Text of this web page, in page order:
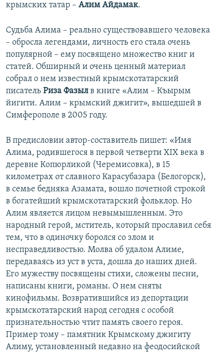
крымских татар – Алим Айдамак.
Судьба Алима – реально существовавшего человека
– обросла легендами, личность его стала очень
популярной – ему посвящено множество книг и
статей. Обширный и очень ценный материал
собрал о нем известный крымскотатарский
писатель Риза Фазылв книге «Алим – Къырым
йигити. Алим – крымский джигит», вышедшей в
Симферополе в 2005 году.
В предисловии автор-составитель пишет: «Имя
Алима, родившегося в первой четверти XIX века в
деревне Копюрликой (Черемисовка), в 15
километрах от славного Карасубазара (Белогорск),
в семье бедняка Азамата, вошло почетной строкой
в богатейший крымскотатарский фольклор. Но
Алим является лицом невымышленным. Это
народный герой, мститель, который прославил себя
тем, что в одиночку боролся со злом и
несправедливостью. Молва об удалом Алиме,
передаваясь из уст в уста, дошла до наших дней.
Его мужеству посвящены стихи, сложены песни,
написаны книги, романы. О нем сняты
кинофильмы. Возвратившийся из депортации
крымскотатарский народ сегодня с особой
признательностью чтит память своего героя.
Пример тому – памятник Крымскому джигиту
Алиму, установленный недавно на феодосийской